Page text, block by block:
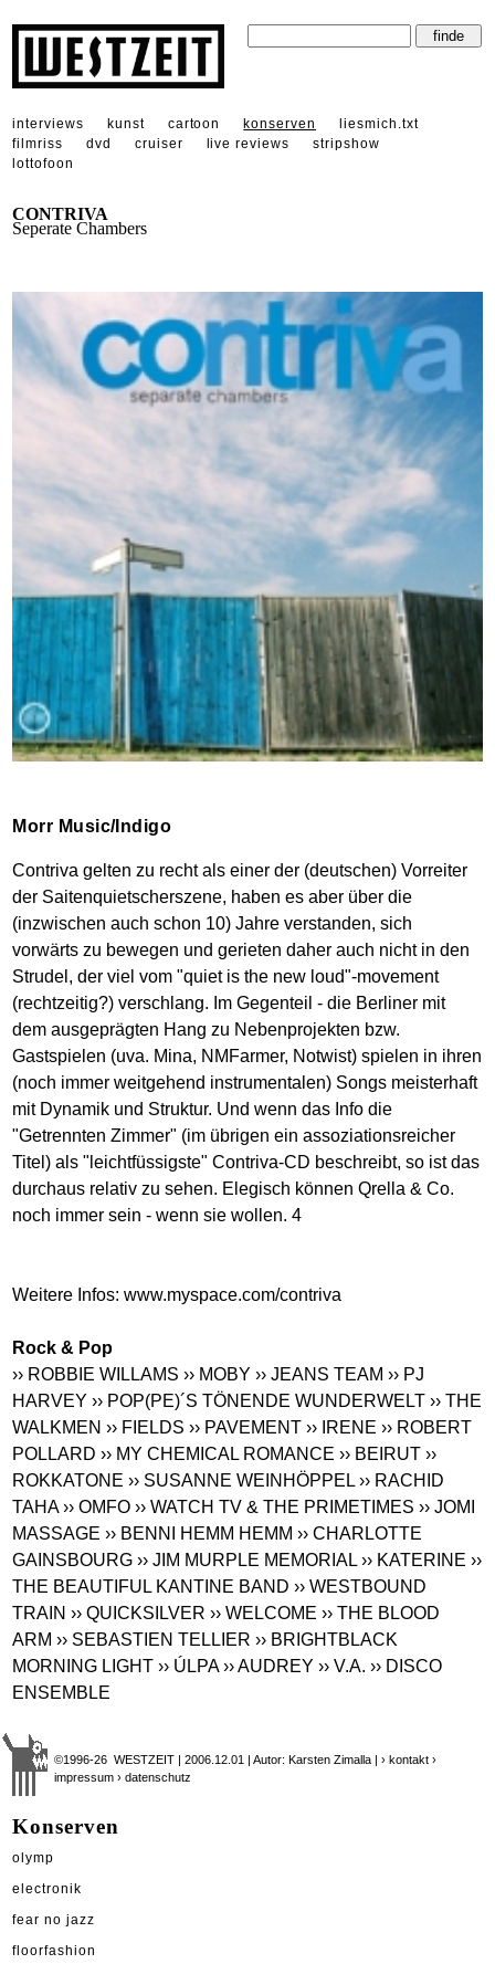
interviews kunst cartoon konserven
liesmich.txt
filmriss
dvd cruiser live reviews
stripshow
lottofoon
CONTRIVA
Seperate Chambers
Morr Music/Indigo
Contriva gelten zu recht als einer der (deutschen) Vorreiter
der Saitenquietscherszene, haben es aber über die
(inzwischen auch schon 10) Jahre verstanden, sich
vorwärts zu bewegen und gerieten daher auch nicht in den
Strudel, der viel vom "quiet is the new loud"-movement
(rechtzeitig?) verschlang. Im Gegenteil - die Berliner mit
dem ausgeprägten Hang zu Nebenprojekten bzw.
Gastspielen (uva. Mina, NMFarmer, Notwist) spielen in ihren
(noch immer weitgehend instrumentalen) Songs meisterhaft
mit Dynamik und Struktur. Und wenn das Info die
"Getrennten Zimmer" (im übrigen ein assoziationsreicher
Titel) als "leichtfüssigste" Contriva-CD beschreibt, so ist das
durchaus relativ zu sehen. Elegisch können Qrella & Co.
noch immer sein - wenn sie wollen. 4
Weitere Infos:www.myspace.com/contriva
Rock & Pop
›› ROBBIE WILLAMS ›› MOBY ›› JEANS TEAM ›› PJ
HARVEY ›› POP(PE)´S TÖNENDE WUNDERWELT ›› THE
WALKMEN ›› FIELDS ›› PAVEMENT ›› IRENE ›› ROBERT
POLLARD ›› MY CHEMICAL ROMANCE ›› BEIRUT ››
ROKKATONE ›› SUSANNE WEINHÖPPEL ›› RACHID
TAHA ›› OMFO ›› WATCH TV & THE PRIMETIMES ›› JOMI
MASSAGE ›› BENNI HEMM HEMM ›› CHARLOTTE
GAINSBOURG ›› JIM MURPLE MEMORIAL ›› KATERINE ››
THE BEAUTIFUL KANTINE BAND ›› WESTBOUND
TRAIN ›› QUICKSILVER ›› WELCOME ›› THE BLOOD
ARM ›› SEBASTIEN TELLIER ›› BRIGHTBLACK
MORNING LIGHT ›› ÚLPA ›› AUDREY ›› V.A. ›› DISCO
ENSEMBLE
©1996-26 WESTZEIT | 2006.12.01 | Autor: Karsten Zimalla |› kontakt ›
impressum › datenschutz
Konserven
olymp
electronik
fear no jazz
floorfashion